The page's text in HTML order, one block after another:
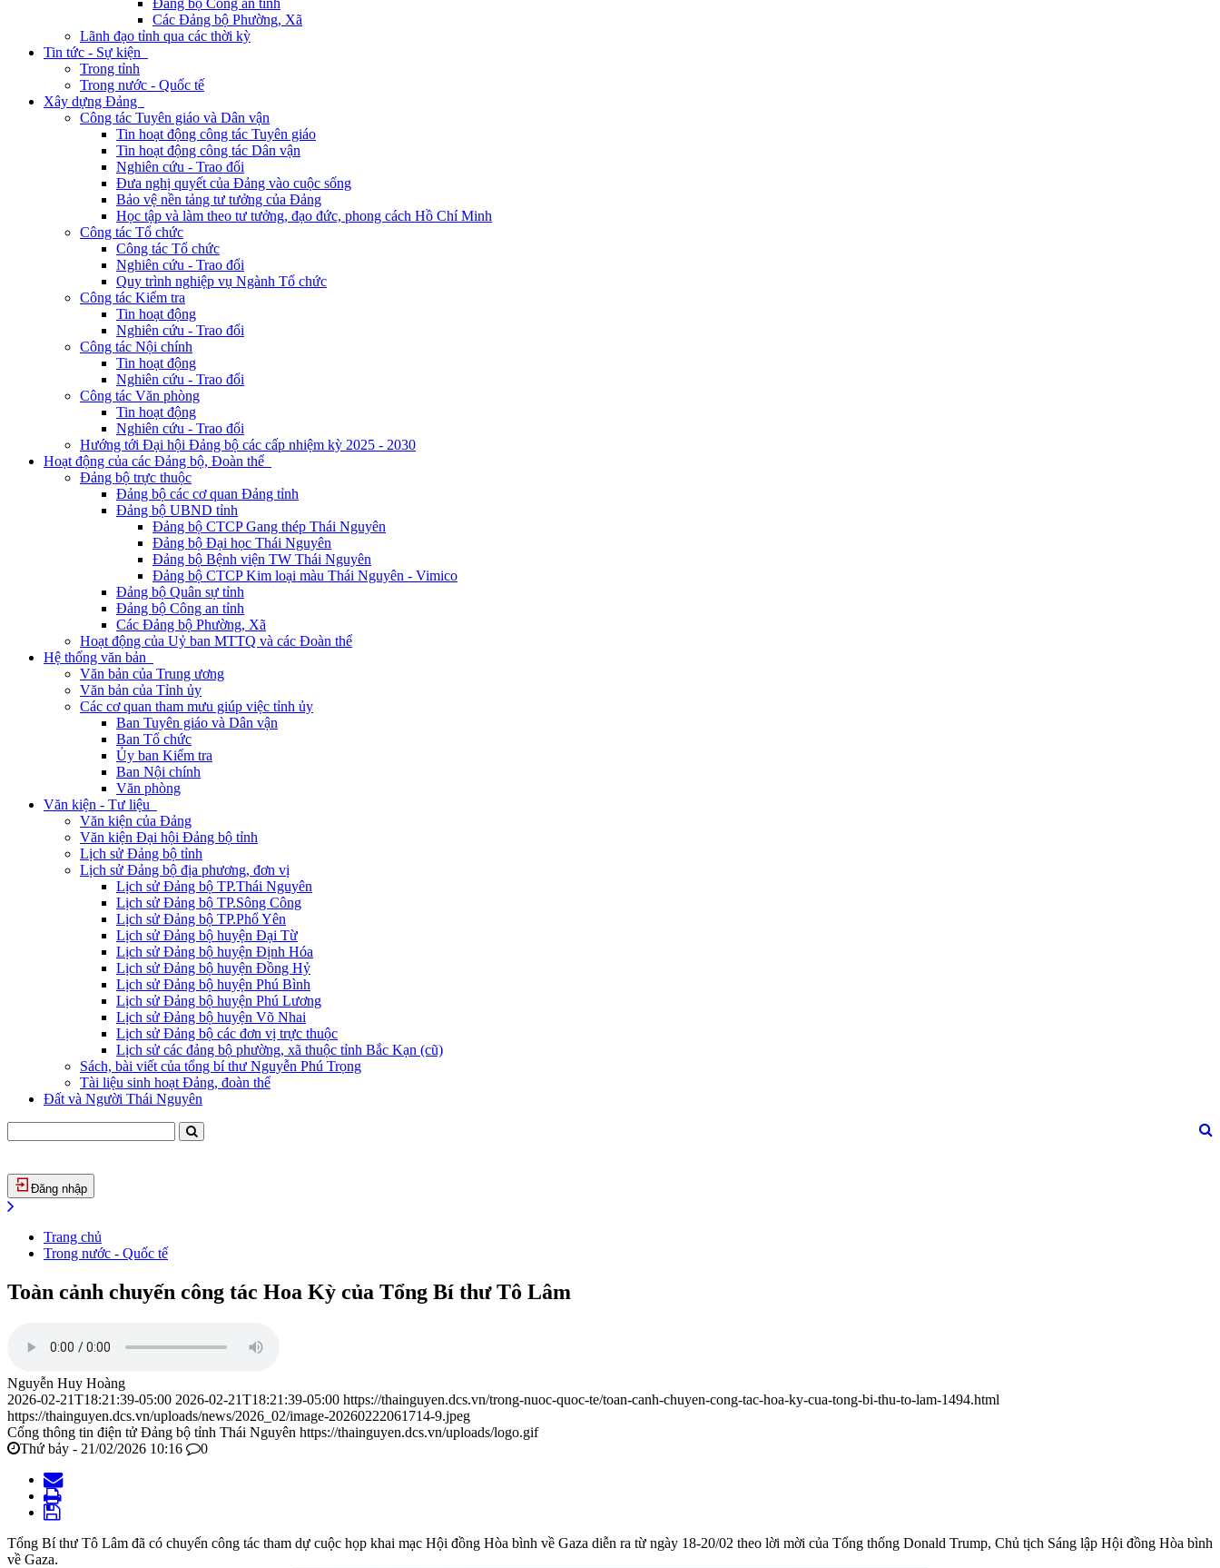
Đảng bộ Công an tỉnh
Các Đảng bộ Phường, Xã
Lãnh đạo tỉnh qua các thời kỳ
Tin tức - Sự kiện
Trong tỉnh
Trong nước - Quốc tế
Xây dựng Đảng
Công tác Tuyên giáo và Dân vận
Tin hoạt động công tác Tuyên giáo
Tin hoạt động công tác Dân vận
Nghiên cứu - Trao đổi
Đưa nghị quyết của Đảng vào cuộc sống
Bảo vệ nền tảng tư tưởng của Đảng
Học tập và làm theo tư tưởng, đạo đức, phong cách Hồ Chí Minh
Công tác Tổ chức
Công tác Tổ chức
Nghiên cứu - Trao đổi
Quy trình nghiệp vụ Ngành Tổ chức
Công tác Kiểm tra
Tin hoạt động
Nghiên cứu - Trao đổi
Công tác Nội chính
Tin hoạt động
Nghiên cứu - Trao đổi
Công tác Văn phòng
Tin hoạt động
Nghiên cứu - Trao đổi
Hướng tới Đại hội Đảng bộ các cấp nhiệm kỳ 2025 - 2030
Hoạt động của các Đảng bộ, Đoàn thể
Đảng bộ trực thuộc
Đảng bộ các cơ quan Đảng tỉnh
Đảng bộ UBND tỉnh
Đảng bộ CTCP Gang thép Thái Nguyên
Đảng bộ Đại học Thái Nguyên
Đảng bộ Bệnh viện TW Thái Nguyên
Đảng bộ CTCP Kim loại màu Thái Nguyên - Vimico
Đảng bộ Quân sự tỉnh
Đảng bộ Công an tỉnh
Các Đảng bộ Phường, Xã
Hoạt động của Uỷ ban MTTQ và các Đoàn thể
Hệ thống văn bản
Văn bản của Trung ương
Văn bản của Tỉnh ủy
Các cơ quan tham mưu giúp việc tỉnh ủy
Ban Tuyên giáo và Dân vận
Ban Tổ chức
Ủy ban Kiểm tra
Ban Nội chính
Văn phòng
Văn kiện - Tư liệu
Văn kiện của Đảng
Văn kiện Đại hội Đảng bộ tỉnh
Lịch sử Đảng bộ tỉnh
Lịch sử Đảng bộ địa phương, đơn vị
Lịch sử Đảng bộ TP.Thái Nguyên
Lịch sử Đảng bộ TP.Sông Công
Lịch sử Đảng bộ TP.Phổ Yên
Lịch sử Đảng bộ huyện Đại Từ
Lịch sử Đảng bộ huyện Định Hóa
Lịch sử Đảng bộ huyện Đồng Hỷ
Lịch sử Đảng bộ huyện Phú Bình
Lịch sử Đảng bộ huyện Phú Lương
Lịch sử Đảng bộ huyện Võ Nhai
Lịch sử Đảng bộ các đơn vị trực thuộc
Lịch sử các đảng bộ phường, xã thuộc tỉnh Bắc Kạn (cũ)
Sách, bài viết của tổng bí thư Nguyễn Phú Trọng
Tài liệu sinh hoạt Đảng, đoàn thể
Đất và Người Thái Nguyên
Đăng nhập
Trang chủ
Trong nước - Quốc tế
Toàn cảnh chuyến công tác Hoa Kỳ của Tổng Bí thư Tô Lâm
Nguyễn Huy Hoàng
2026-02-21T18:21:39-05:00 2026-02-21T18:21:39-05:00 https://thainguyen.dcs.vn/trong-nuoc-quoc-te/toan-canh-chuyen-cong-tac-hoa-ky-cua-tong-bi-thu-to-lam-1494.html
https://thainguyen.dcs.vn/uploads/news/2026_02/image-20260222061714-9.jpeg
Cổng thông tin điện tử Đảng bộ tỉnh Thái Nguyên https://thainguyen.dcs.vn/uploads/logo.gif
Thứ bảy - 21/02/2026 10:16
0
Tổng Bí thư Tô Lâm đã có chuyến công tác tham dự cuộc họp khai mạc Hội đồng Hòa bình về Gaza diễn ra từ ngày 18-20/02 theo lời mời của Tổng thống Donald Trump, Chủ tịch Sáng lập Hội đồng Hòa bình
về Gaza.